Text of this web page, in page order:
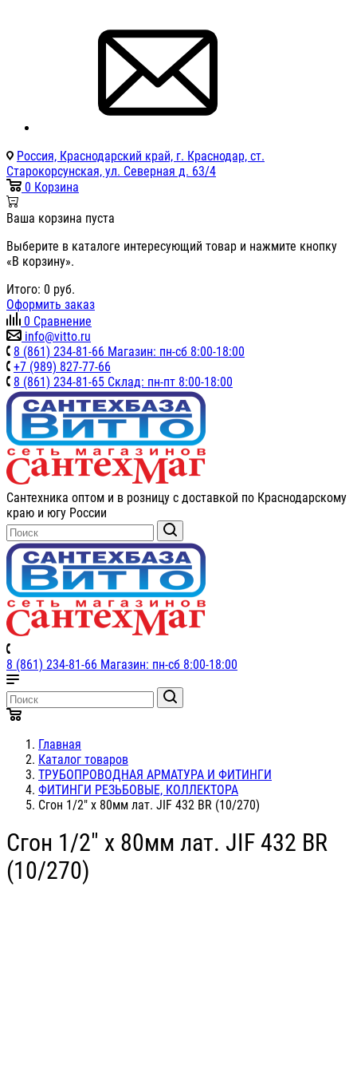
Россия, Краснодарский край, г. Краснодар, ст.
Старокорсунская, ул. Северная д. 63/4
0 Корзина
Ваша корзина пуста
Выберите в каталоге интересующий товар и нажмите кнопку
«В корзину».
Итого: 0 руб.
Оформить заказ
0 Сравнение
info@vitto.ru
8 (861) 234-81-66 Магазин: пн-сб 8:00-18:00
+7 (989) 827-77-66
8 (861) 234-81-65 Склад: пн-пт 8:00-18:00
Сантехника оптом и в розницу с доставкой по Краснодарскому
краю и югу России
8 (861) 234-81-66 Магазин: пн-сб 8:00-18:00
Главная
Каталог товаров
ТРУБОПРОВОДНАЯ АРМАТУРА И ФИТИНГИ
ФИТИНГИ РЕЗЬБОВЫЕ, КОЛЛЕКТОРА
Сгон 1/2" х 80мм лат. JIF 432 BR (10/270)
Сгон 1/2" х 80мм лат. JIF 432 BR
(10/270)